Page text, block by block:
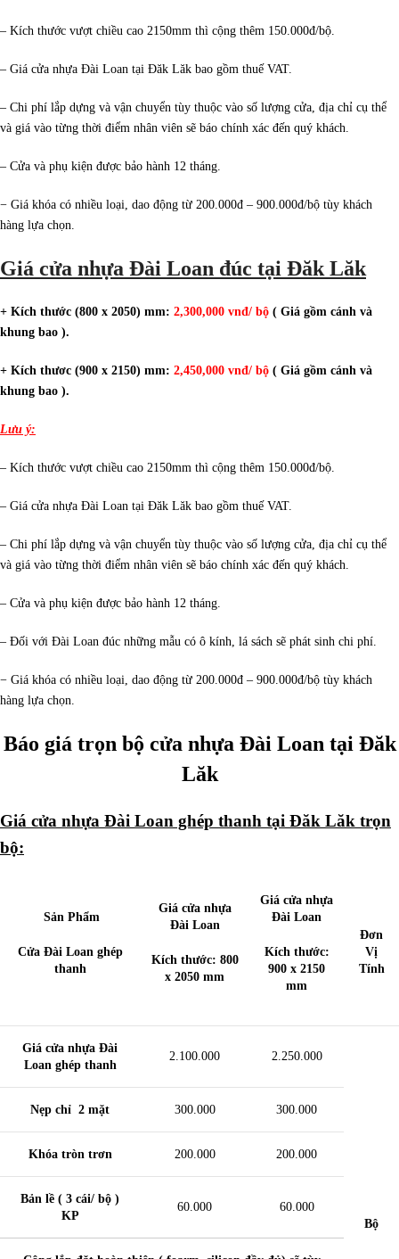
– Kích thước vượt chiều cao 2150mm thì cộng thêm 150.000đ/bộ.
– Giá cửa nhựa Đài Loan tại Đăk Lăk bao gồm thuế VAT.
– Chi phí lắp dựng và vận chuyển tùy thuộc vào số lượng cửa, địa chỉ cụ thể
và giá vào từng thời điểm nhân viên sẽ báo chính xác đến quý khách.
– Cửa và phụ kiện được bảo hành 12 tháng.
− Giá khóa có nhiều loại, dao động từ 200.000đ – 900.000đ/bộ tùy khách
hàng lựa chọn.
Giá cửa nhựa Đài Loan đúc tại Đăk Lăk
+ Kích thước (800 x 2050) mm: 2,300,000 vnđ/ bộ ( Giá gồm cánh và
khung bao ).
+ Kích thươc (900 x 2150) mm: 2,450,000 vnđ/ bộ ( Giá gồm cánh và
khung bao ).
Lưu ý:
– Kích thước vượt chiều cao 2150mm thì cộng thêm 150.000đ/bộ.
– Giá cửa nhựa Đài Loan tại Đăk Lăk bao gồm thuế VAT.
– Chi phí lắp dựng và vận chuyển tùy thuộc vào số lượng cửa, địa chỉ cụ thể
và giá vào từng thời điểm nhân viên sẽ báo chính xác đến quý khách.
– Cửa và phụ kiện được bảo hành 12 tháng.
– Đối với Đài Loan đúc những mẫu có ô kính, lá sách sẽ phát sinh chi phí.
− Giá khóa có nhiều loại, dao động từ 200.000đ – 900.000đ/bộ tùy khách
hàng lựa chọn.
Báo giá trọn bộ cửa nhựa Đài Loan tại Đăk
Lăk
Giá cửa nhựa Đài Loan ghép thanh tại Đăk Lăk trọn
bộ:
Sản Phẩm
Cửa Đài Loan ghép
thanh
Giá cửa nhựa
Đài Loan
Kích thước: 800
x 2050 mm
Giá cửa nhựa
Đài Loan
Kích thước:
900 x 2150
mm
Đơn
Vị
Tính
Giá cửa nhựa Đài
Loan ghép thanh
2.100.000 2.250.000
Bộ
Nẹp chỉ 2 mặt 300.000 300.000
Khóa tròn trơn 200.000 200.000
Bản lề ( 3 cái/ bộ )
KP
60.000 60.000